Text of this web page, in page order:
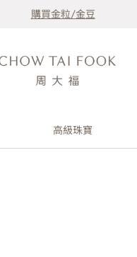
購買金粒/金豆
高級珠寶